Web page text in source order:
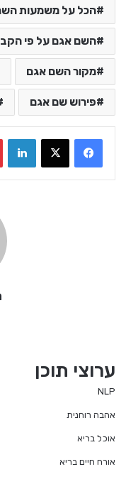
הכל על משמעות
השם אגם על פי
מקור השם אגם
פירוש שם אגם
LinkedIn
ערוצי תוכן
NLP
אהבה רוחנית
אוכל בריא
אורח חיים בריא